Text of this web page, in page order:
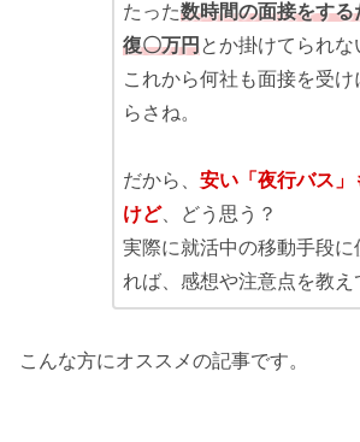
たった数時間の面接をする
復〇万円 とか掛けてられな
これから何社も面接を受
らさね。
だから、 安い「夜行バス」
けど、どう思う？
実際に就活中の移動手段に
れば、感想や注意点を教え
こんな方にオススメの記事です。